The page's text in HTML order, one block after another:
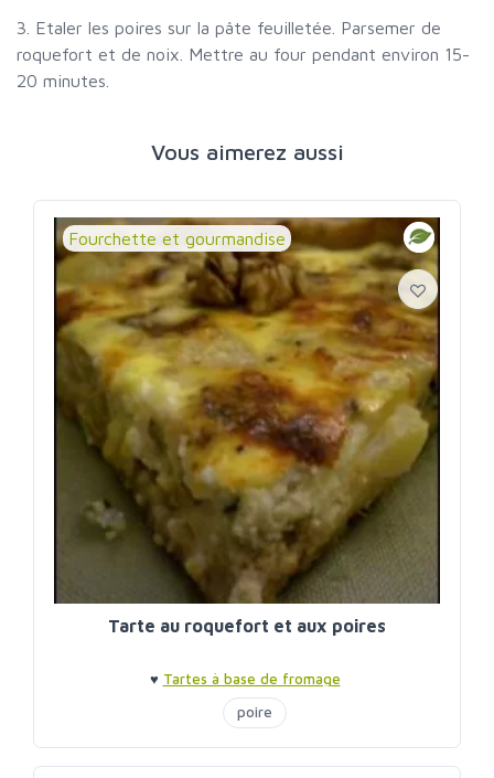
3. Etaler les poires sur la pâte feuilletée. Parsemer de
roquefort et de noix. Mettre au four pendant environ 15-
20 minutes.
Vous aimerez aussi
Fourchette et gourmandise
Tarte au roquefort et aux poires
♥ Tartes à base de fromage
poire